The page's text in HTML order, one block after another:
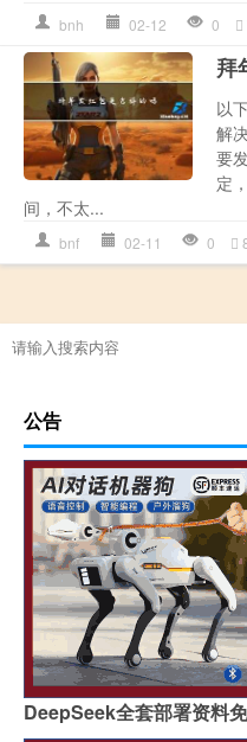
bnh 02-12 0
拜
以
解
要
定
间，不太...
bnf 02-11 0
公告
DeepSeek全套部署资料